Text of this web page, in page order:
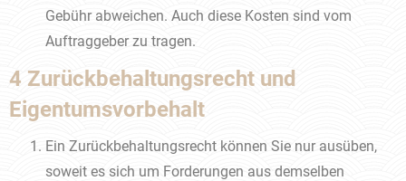
Gebühr abweichen. Auch diese Kosten sind vom
Auftraggeber zu tragen.
4 Zurückbehaltungsrecht und
Eigentumsvorbehalt
Ein Zurückbehaltungsrecht können Sie nur ausüben,
soweit es sich um Forderungen aus demselben